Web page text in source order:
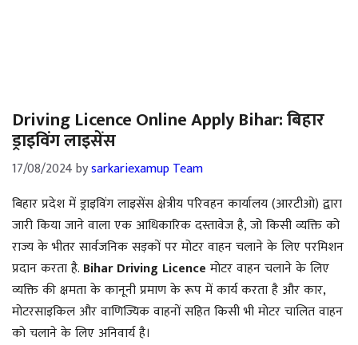
Driving Licence Online Apply Bihar: बिहार
ड्राइविंग लाइसेंस
17/08/2024bysarkariexamup Team
बिहार प्रदेश में ड्राइविंग लाइसेंस क्षेत्रीय परिवहन कार्यालय (आरटीओ) द्वारा
जारी किया जाने वाला एक आधिकारिक दस्तावेज है, जो किसी व्यक्ति को
राज्य के भीतर सार्वजनिक सड़कों पर मोटर वाहन चलाने के लिए परमिशन
प्रदान करता है. Bihar Driving Licence मोटर वाहन चलाने के लिए
व्यक्ति की क्षमता के कानूनी प्रमाण के रूप में कार्य करता है और कार,
मोटरसाइकिल और वाणिज्यिक वाहनों सहित किसी भी मोटर चालित वाहन
को चलाने के लिए अनिवार्य है।